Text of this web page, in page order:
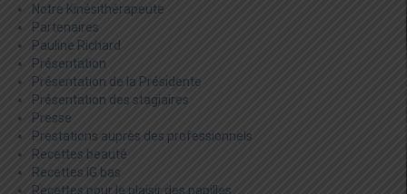
Notre Kinésithérapeute
Partenaires
Pauline Richard
Présentation
Présentation de la Présidente
Présentation des stagiaires
Presse
Prestations auprès des professionnels
Recettes beauté
Recettes IG bas
Recettes pour le plaisir des papilles